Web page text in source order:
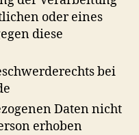
oder eines
diese
bei
Daten nicht
erhoben